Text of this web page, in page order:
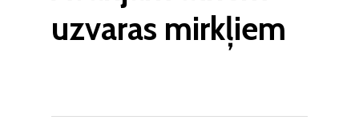
uzvaras mirkļiem